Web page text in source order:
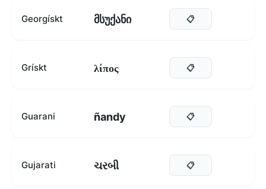
Georgískt მსუქანი 📋
Grískt λίπος 📋
Guarani ñandy 📋
Gujarati ચરબી 📋